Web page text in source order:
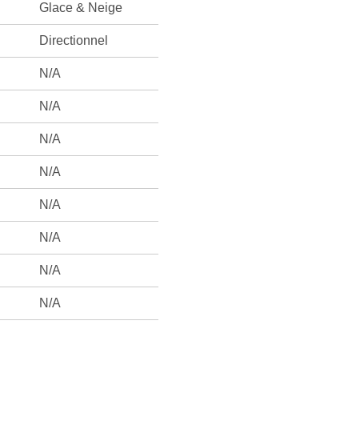
Glace & Neige
Directionnel
N/A
N/A
N/A
N/A
N/A
N/A
N/A
N/A